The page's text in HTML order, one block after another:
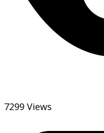
7299 Views